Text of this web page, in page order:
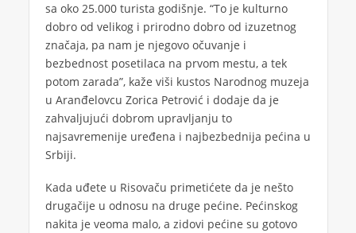
sa oko 25.000 turista godišnje. “To je kulturno
dobro od velikog i prirodno dobro od izuzetnog
značaja, pa nam je njegovo očuvanje i
bezbednost posetilaca na prvom mestu, a tek
potom zarada”, kaže viši kustos Narodnog muzeja
u Aranđelovcu Zorica Petrović i dodaje da je
zahvaljujući dobrom upravljanju to
najsavremenije uređena i najbezbednija pećina u
Srbiji.
Kada uđete u Risovaču primetićete da je nešto
drugačije u odnosu na druge pećine. Pećinskog
nakita je veoma malo, a zidovi pećine su gotovo